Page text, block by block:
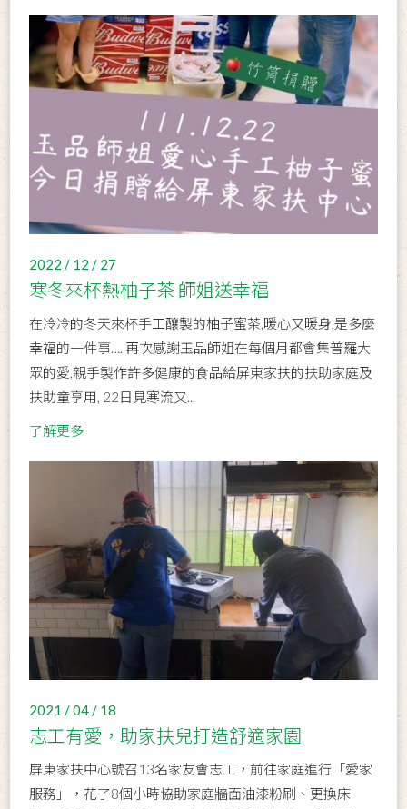
2022 / 12 / 27
寒冬來杯熱柚子茶 師姐送幸福
在冷冷的冬天來杯手工釀製的柚子蜜茶,暖心又暖身,是多麼
幸福的一件事…. 再次感謝玉品師姐在每個月都會集普羅大
眾的愛,親手製作許多健康的食品給屏東家扶的扶助家庭及
扶助童享用, 22日見寒流又...
了解更多
2021 / 04 / 18
志工有愛，助家扶兒打造舒適家園
屏東家扶中心號召13名家友會志工，前往家庭進行「愛家
服務」，花了8個小時協助家庭牆面油漆粉刷、更換床